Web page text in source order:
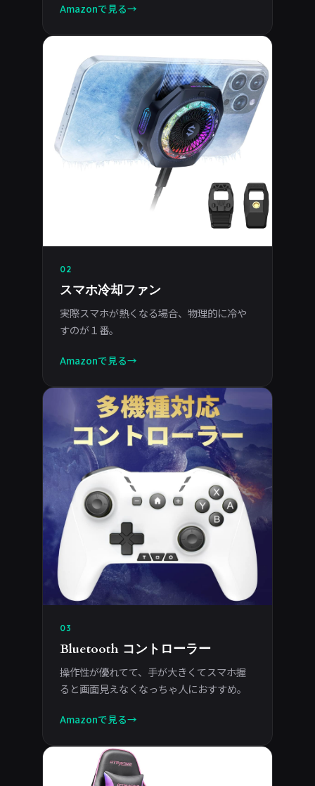
Amazonで見る
02
スマホ冷却ファン
実際スマホが熱くなる場合、物理的に冷や
すのが１番。
Amazonで見る
03
Bluetooth コントローラー
操作性が優れてて、手が大きくてスマホ握
ると画面見えなくなっちゃ人におすすめ。
Amazonで見る